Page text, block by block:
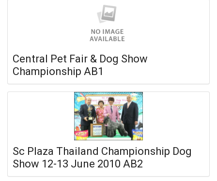
Central Pet Fair & Dog Show
Championship AB1
Sc Plaza Thailand Championship Dog
Show 12-13 June 2010 AB2